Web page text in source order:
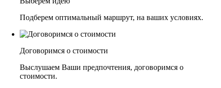
Подберем оптимальный маршрут, на ваших условиях.
Договоримся о стоимости
Выслушаем Ваши предпочтения, договоримся о
стоимости.